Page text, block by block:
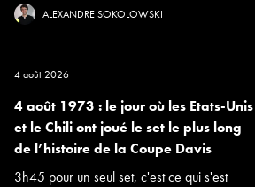
ALEXANDRE SOKOLOWSKI
4 août 2026
4 août 1973 : le jour où les Etats-Unis
et le Chili ont joué le set le plus long
de l’histoire de la Coupe Davis
3h45 pour un seul set, c'est ce qui s'est